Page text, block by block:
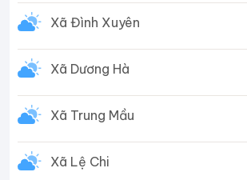
Xã Đình Xuyên
Xã Dương Hà
Xã Trung Mầu
Xã Lệ Chi